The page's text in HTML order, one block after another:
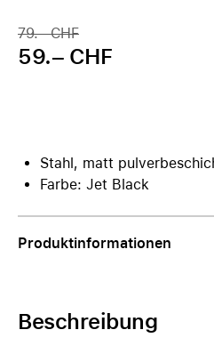
79.– CHF
59.– CHF
Stahl, matt
Farbe: Jet Black
Produktinformationen
Beschreibung